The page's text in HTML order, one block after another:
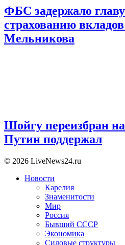
ФБС задержало
страхованию
Мельникова
Шойгу переизбран
Путин поддержал
© 2026 LiveNews24.ru
Новости
Карелия
Знаменитости
Мир
Россия
Бывший СССР
Экономика
Силовые структуры